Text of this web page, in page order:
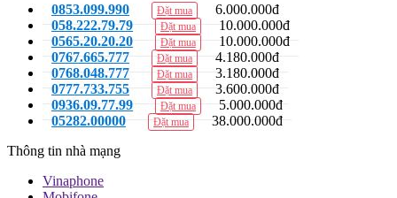
0853.099.990 Đặt mua
6.000.000đ
058.222.79.79
Đặt mua
10.000.000đ
0565.20.20.20
Đặt mua
10.000.000đ
0767.665.777
Đặt mua
4.180.000đ
0768.048.777
Đặt mua
3.180.000đ
0777.733.755
Đặt mua
3.600.000đ
0936.09.77.99
Đặt mua
5.000.000đ
05282.00000
Đặt mua
38.000.000đ
Thông tin nhà mạng
Vinaphone